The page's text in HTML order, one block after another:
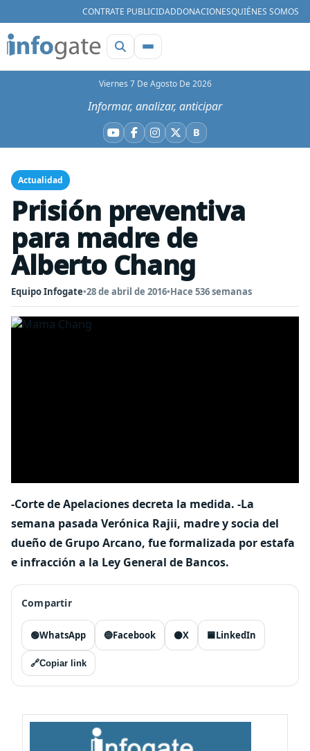
CONTRATE PUBLICIDADDONACIONESQUIÉNES SOMOS
Viernes 7 De Agosto De 2026
Informar, analizar, anticipar
YouTube
Facebook
Instagram
X BBluesky
Actualidad
Prisión preventiva
para madre de
Alberto Chang
Equipo Infogate•28 de abril de 2016•Hace 536 semanas
-Corte de Apelaciones decreta la medida. -La
semana pasada Verónica Rajii, madre y socia del
dueño de Grupo Arcano, fue formalizada por estafa
e infracción a la Ley General de Bancos.
Compartir
🟢WhatsApp 🔵Facebook ⚫X 🟦LinkedIn
🔗Copiar link